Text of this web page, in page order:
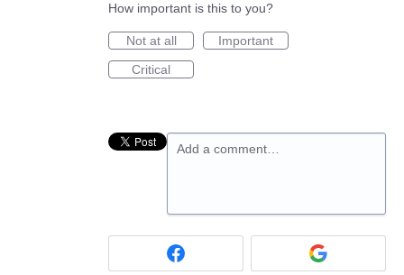
How important is this to you?
Not at all
Important
Critical
Add a comment…